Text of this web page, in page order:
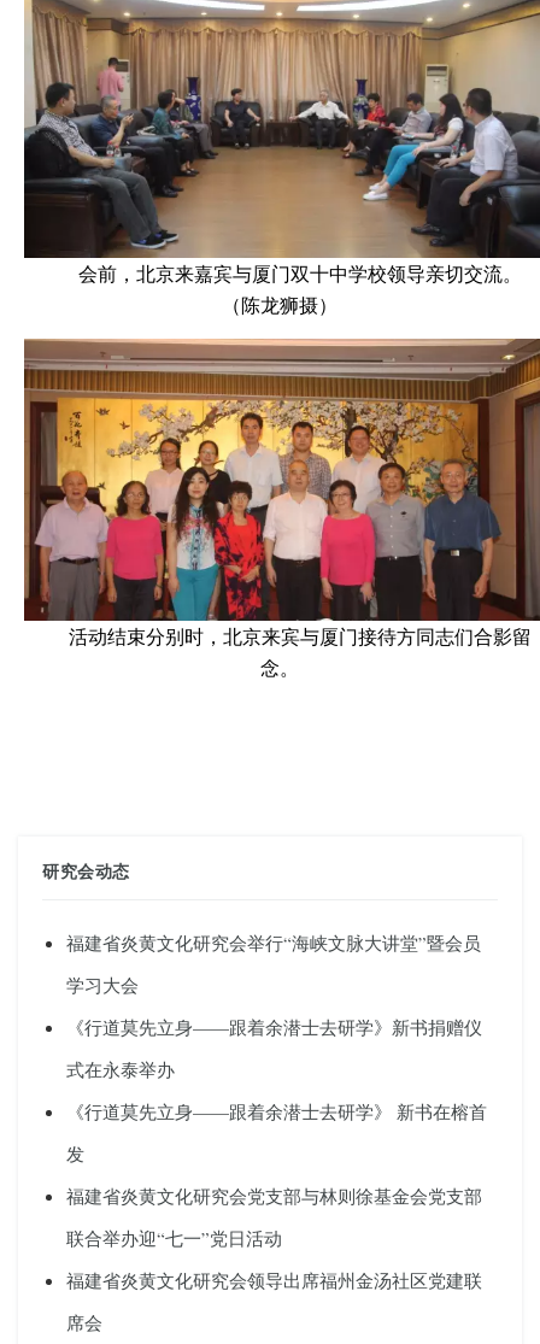
会前，北京来嘉宾与厦门双十中学校领导亲切交流。
（陈龙狮摄）
活动结束分别时，北京来宾与厦门接待方同志们合影留
念。
研究会动态
福建省炎黄文化研究会举行“海峡文脉大讲堂”暨会员
学习大会
《行道莫先立身——跟着余潜士去研学》新书捐赠仪
式在永泰举办
《行道莫先立身——跟着余潜士去研学》 新书在榕首
发
福建省炎黄文化研究会党支部与林则徐基金会党支部
联合举办迎“七一”党日活动
福建省炎黄文化研究会领导出席福州金汤社区党建联
席会